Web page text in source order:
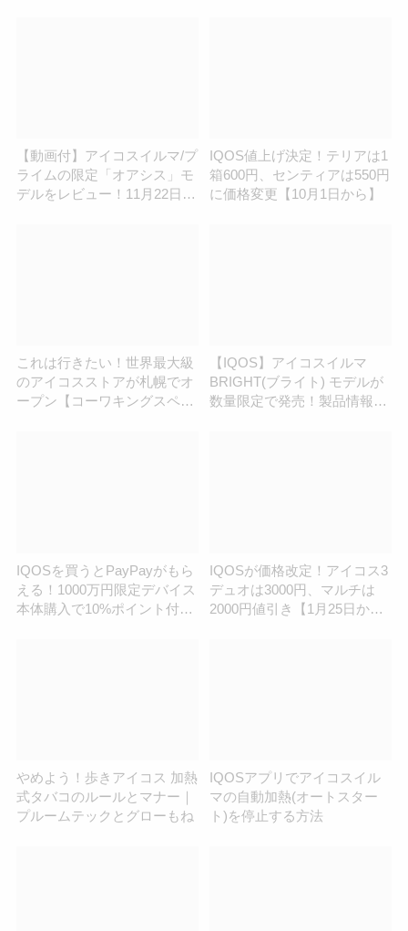
【動画付】アイコスイルマ/プ
ライムの限定「オアシス」モ
デルをレビュー！11月22日発
IQOS値上げ決定！テリアは1
箱600円、センティアは550円
に価格変更【10月1日から】
これは行きたい！世界最大級
のアイコスストアが札幌でオ
ープン【コーワキングスペー
【IQOS】アイコスイルマ
BRIGHT(ブライト) モデルが
数量限定で発売！製品情報や
IQOSを買うとPayPayがもら
える！1000万円限定デバイス
本体購入で10%ポイント付与
IQOSが価格改定！アイコス3
デュオは3000円、マルチは
2000円値引き【1月25日か
やめよう！歩きアイコス 加熱
式タバコのルールとマナー｜
プルームテックとグローもね
IQOSアプリでアイコスイル
マの自動加熱(オートスター
ト)を停止する方法